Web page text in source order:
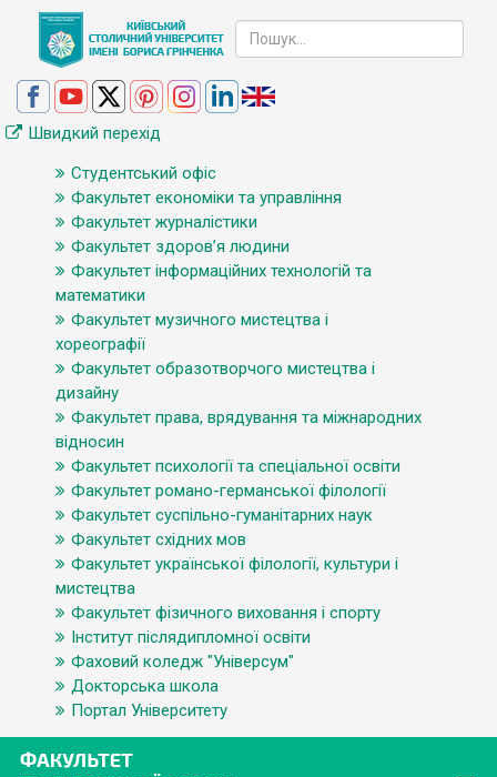
Швидкий перехід
Студентський офіс
Факультет економіки та управління
Факультет журналістики
Факультет здоров’я людини
Факультет інформаційних технологій та
математики
Факультет музичного мистецтва і
хореографії
Факультет образотворчого мистецтва і
дизайну
Факультет права, врядування та міжнародних
відносин
Факультет психології та спеціальної освіти
Факультет романо-германської філології
Факультет суспільно-гуманітарних наук
Факультет східних мов
Факультет української філології, культури і
мистецтва
Факультет фізичного виховання і спорту
Інститут післядипломної освіти
Фаховий коледж "Універсум"
Докторська школа
Портал Університету